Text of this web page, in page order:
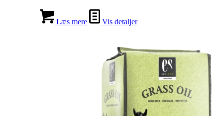
Læs mere Vis detaljer